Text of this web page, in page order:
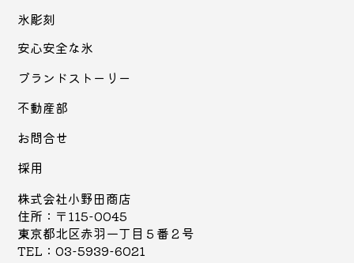
氷彫刻
安心安全な氷
ブランドストーリー
不動産部
お問合せ
採用
株式会社小野田商店
住所：〒115-0045
東京都北区赤羽一丁目５番２号
TEL：03-5939-6021